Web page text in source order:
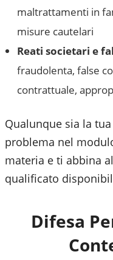
maltrattamenti in
misure cautelari
Reati societari e
fraudolenta, false
contrattuale,
Qualunque sia la
problema nel
materia e ti abbina
qualificato
Difesa